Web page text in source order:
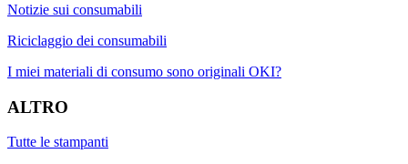
Notizie sui consumabili
Riciclaggio dei consumabili
I miei materiali di consumo sono originali OKI?
ALTRO
Tutte le stampanti